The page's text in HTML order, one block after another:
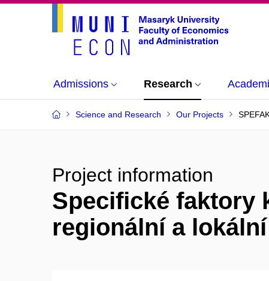
Admissions Research
Science and Research Our Projects
Project information
Specifické faktory
regionální a